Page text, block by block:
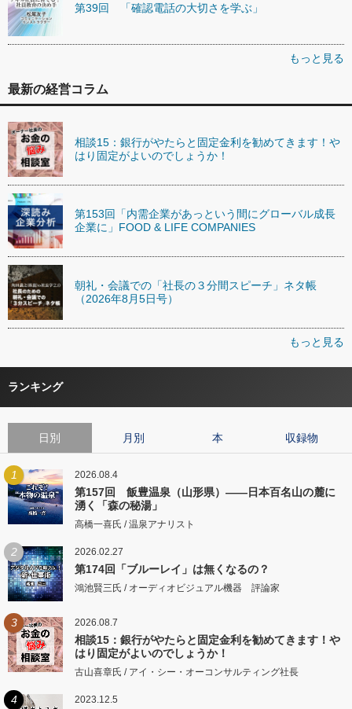
第39回 「確認電話の大切さを学ぶ」
もっと見る
最新の経営コラム
相談15：銀行がやたらと固定金利を勧めてきます！や
はり固定がよいのでしょうか！
第153回「内需企業があっという間にグローバル成長
企業に」FOOD & LIFE COMPANIES
朝礼・会議での「社長の３分間スピーチ」ネタ帳
（2026年8月5日号）
もっと見る
ランキング
日別 月別 本 収録物
1 2026.08.4
第157回 飯豊温泉（山形県）――日本百名山の麓に
湧く「森の秘湯」
高橋一喜氏 / 温泉アナリスト
2 2026.02.27
第174回「ブルーレイ」は無くなるの？
鴻池賢三氏 / オーディオビジュアル機器 評論家
3 2026.08.7
相談15：銀行がやたらと固定金利を勧めてきます！や
はり固定がよいのでしょうか！
古山喜章氏 / アイ・シー・オーコンサルティング社長
4 2023.12.5